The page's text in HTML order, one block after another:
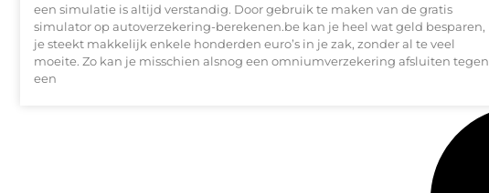
een simulatie is altijd verstandig. Door gebruik te maken van de gratis
simulator op autoverzekering-berekenen.be kan je heel wat geld besparen,
je steekt makkelijk enkele honderden euro’s in je zak, zonder al te veel
moeite. Zo kan je misschien alsnog een omniumverzekering afsluiten tegen
een